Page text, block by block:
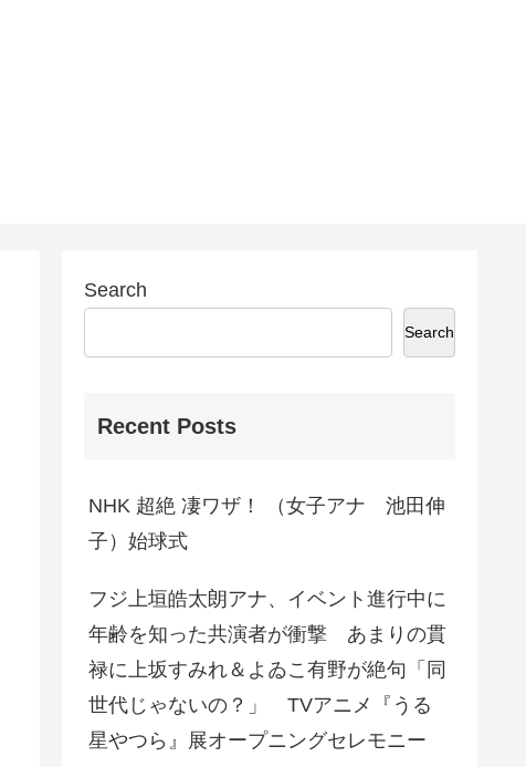
Search
Search
Recent Posts
NHK 超絶 凄ワザ！ （女子アナ 池田伸
子）始球式
フジ上垣皓太朗アナ、イベント進行中に
年齢を知った共演者が衝撃 あまりの貫
禄に上坂すみれ＆よゐこ有野が絶句「同
世代じゃないの？」 TVアニメ『うる
星やつら』展オープニングセレモニー